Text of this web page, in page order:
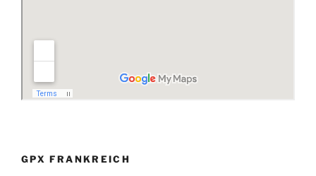
GPX FRANKREICH